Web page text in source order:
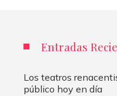
Entradas
Los teatros
público hoy en día